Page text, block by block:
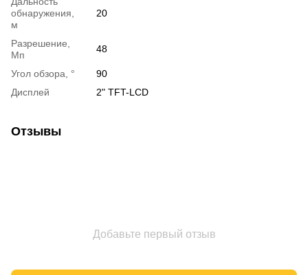
обнаружения,
м
20
Разрешение,
Мп
48
Угол обзора, °
90
Дисплей
2" TFT-LCD
Отзывы
Добавьте первый отзыв